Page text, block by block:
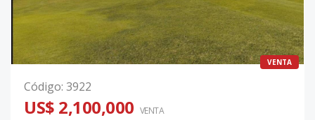
VENTA
Código: 3922
US$ 2,100,000 VENTA